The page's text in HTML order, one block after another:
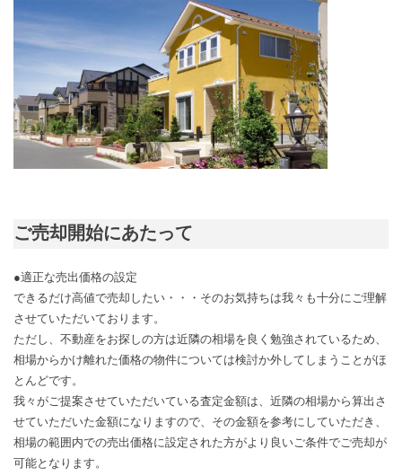
ご売却開始にあたって
●適正な売出価格の設定
できるだけ高値で売却したい・・・そのお気持ちは我々も十分にご理解
させていただいております。
ただし、不動産をお探しの方は近隣の相場を良く勉強されているため、
相場からかけ離れた価格の物件については検討か外してしまうことがほ
とんどです。
我々がご提案させていただいている査定金額は、近隣の相場から算出さ
せていただいた金額になりますので、その金額を参考にしていただき、
相場の範囲内での売出価格に設定された方がより良いご条件でご売却が
可能となります。